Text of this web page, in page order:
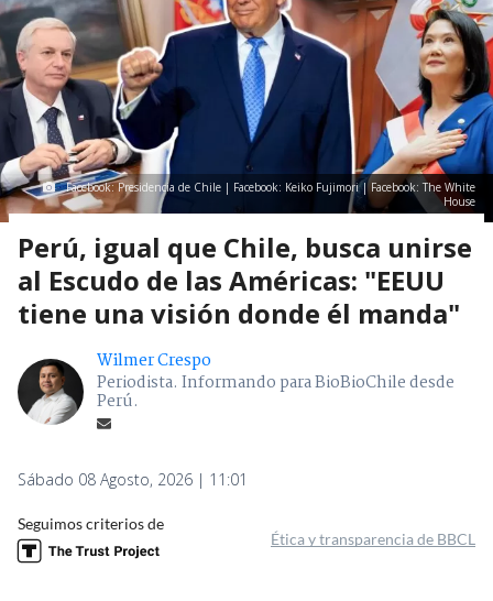
Facebook: Presidencia de Chile | Facebook: Keiko Fujimori | Facebook: The White
House
Perú, igual que Chile, busca unirse
al Escudo de las Américas: "EEUU
tiene una visión donde él manda"
Wilmer Crespo
Periodista. Informando para BioBioChile desde
Perú.
Sábado 08 Agosto, 2026 | 11:01
Seguimos criterios de
Ética y transparencia de BBCL